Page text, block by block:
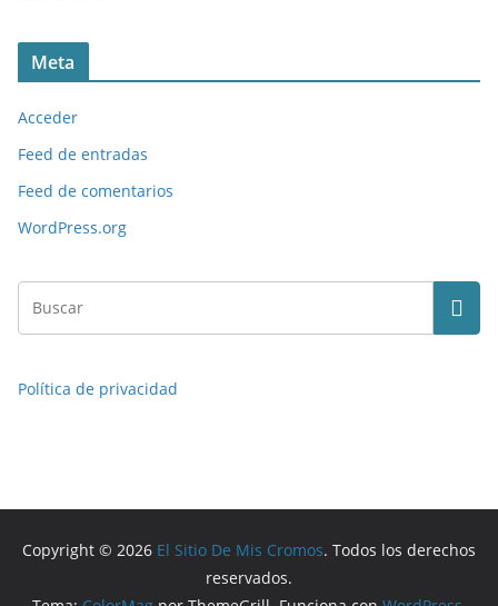
Meta
Acceder
Feed de entradas
Feed de comentarios
WordPress.org
Política de privacidad
Copyright © 2026 El Sitio De Mis Cromos. Todos los derechos
reservados.